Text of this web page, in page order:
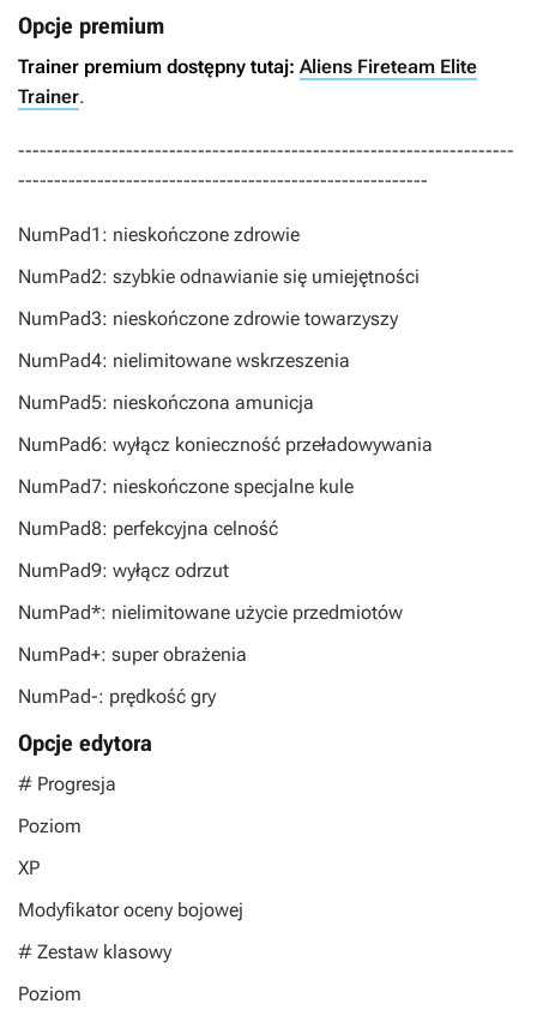
Opcje premium
Trainer premium dostępny tutaj: Aliens Fireteam Elite
Trainer.
---------------------------------------------------------------------
---------------------------------------------------------
NumPad1: nieskończone zdrowie
NumPad2: szybkie odnawianie się umiejętności
NumPad3: nieskończone zdrowie towarzyszy
NumPad4: nielimitowane wskrzeszenia
NumPad5: nieskończona amunicja
NumPad6: wyłącz konieczność przeładowywania
NumPad7: nieskończone specjalne kule
NumPad8: perfekcyjna celność
NumPad9: wyłącz odrzut
NumPad*: nielimitowane użycie przedmiotów
NumPad+: super obrażenia
NumPad-: prędkość gry
Opcje edytora
# Progresja
Poziom
XP
Modyfikator oceny bojowej
# Zestaw klasowy
Poziom